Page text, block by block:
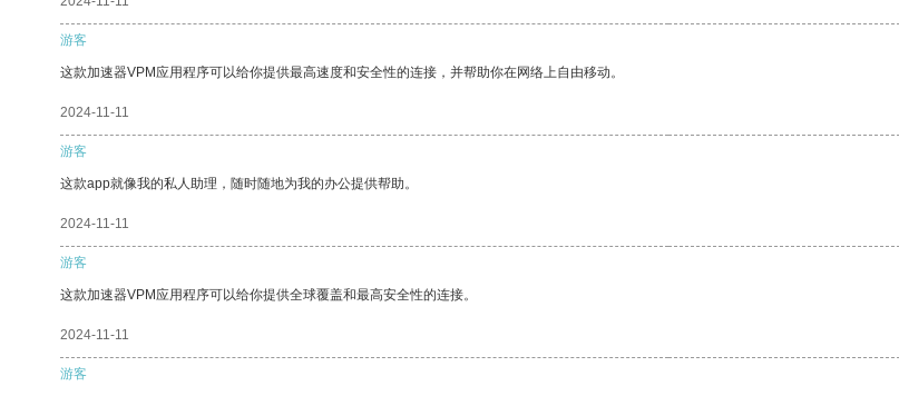
游客
这款加速器VPM应用程序可以给你提供最高速度和安全性的连接，并帮助你在网络上自由移动。
2024-11-11
游客
这款app就像我的私人助理，随时随地为我的办公提供帮助。
2024-11-11
游客
这款加速器VPM应用程序可以给你提供全球覆盖和最高安全性的连接。
2024-11-11
游客